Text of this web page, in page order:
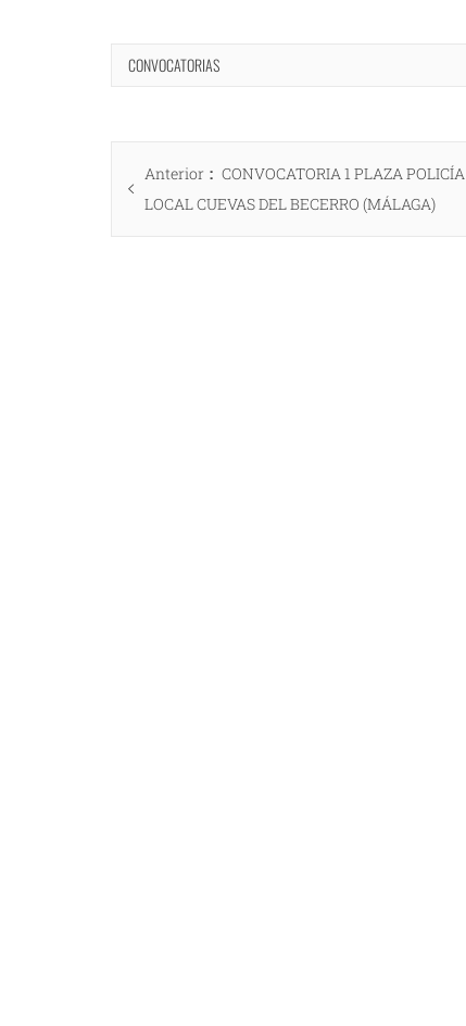
CONVOCATORIAS
Navegación
de Anterior
Entrada
anterior:
CONVOCATORIA 1 PLAZA POLICÍA
LOCAL CUEVAS DEL BECERRO (MÁLAGA)